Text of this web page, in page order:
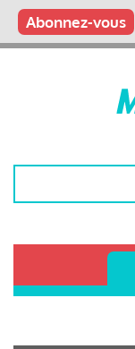
Aller
contenu
Main
Qui sommes nous ?
Vous publiez
Nous publions
Contactez-nous
Abonnez-vous